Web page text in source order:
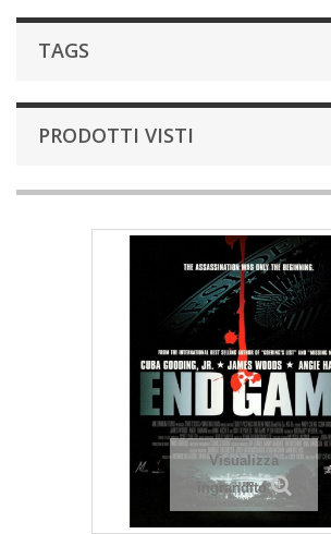
TAGS
PRODOTTI VISTI
Visualizza
ingrandito